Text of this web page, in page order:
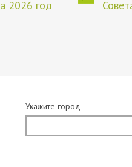
2026 год
Укажите город